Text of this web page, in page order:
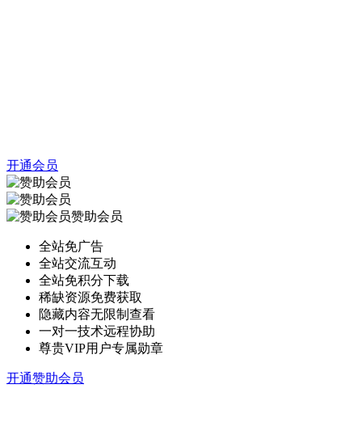
开通会员
赞助会员
全站免广告
全站交流互动
全站免积分下载
稀缺资源免费获取
隐藏内容无限制查看
一对一技术远程协助
尊贵VIP用户专属勋章
开通赞助会员